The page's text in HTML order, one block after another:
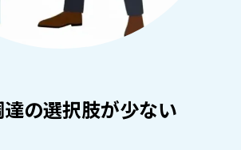
の選択肢が少ない